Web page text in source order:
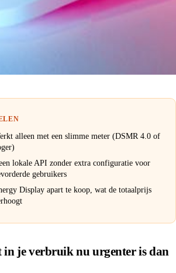
alleen met een slimme meter (DSMR 4.0 of
lokale API zonder extra configuratie voor
gebruikers
Display apart te koop, wat de totaalprijs
in je verbruik nu urgenter is dan